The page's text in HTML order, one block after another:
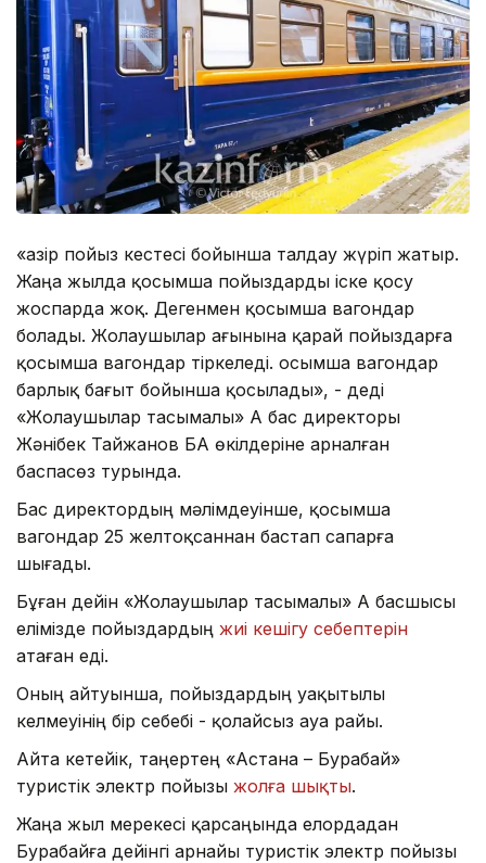
«Қазір пойыз кестесі бойынша талдау жүріп жатыр.
Жаңа жылда қосымша пойыздарды іске қосу
жоспарда жоқ. Дегенмен қосымша вагондар
болады. Жолаушылар ағынына қарай пойыздарға
қосымша вагондар тіркеледі. Қосымша вагондар
барлық бағыт бойынша қосылады», - деді
«Жолаушылар тасымалы» АҚ бас директоры
Жәнібек Тайжанов БАҚ өкілдеріне арналған
баспасөз турында.
Бас директордың мәлімдеуінше, қосымша
вагондар 25 желтоқсаннан бастап сапарға
шығады.
Бұған дейін «Жолаушылар тасымалы» АҚ басшысы
елімізде пойыздардың жиі кешігу себептерін
атаған еді.
Оның айтуынша, пойыздардың уақытылы
келмеуінің бір себебі - қолайсыз ауа райы.
Айта кетейік, таңертең «Астана – Бурабай»
туристік электр пойызы жолға шықты.
Жаңа жыл мерекесі қарсаңында елордадан
Бурабайға дейінгі арнайы туристік электр пойызы